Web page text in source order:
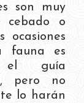
son muy
cebado o
ocasiones
fauna es
el guía
pero no
lo harán